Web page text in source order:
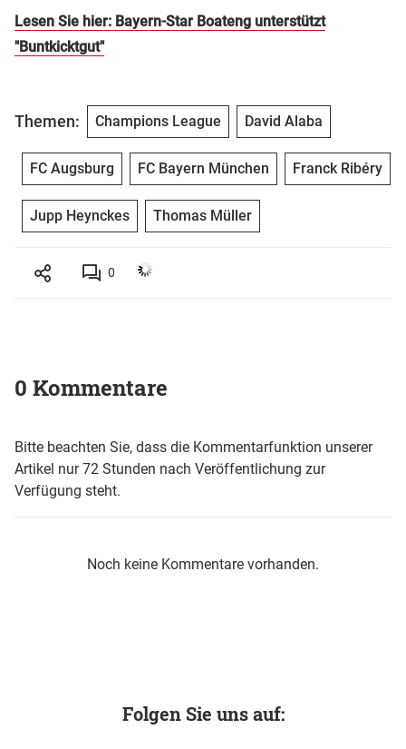
Lesen Sie hier: Bayern-Star Boateng unterstützt
"Buntkicktgut"
Themen: Champions League David Alaba
FC Augsburg FC Bayern München Franck Ribéry
Jupp Heynckes Thomas Müller
0
0 Kommentare
Bitte beachten Sie, dass die Kommentarfunktion unserer
Artikel nur 72 Stunden nach Veröffentlichung zur
Verfügung steht.
Noch keine Kommentare vorhanden.
Folgen Sie uns auf: